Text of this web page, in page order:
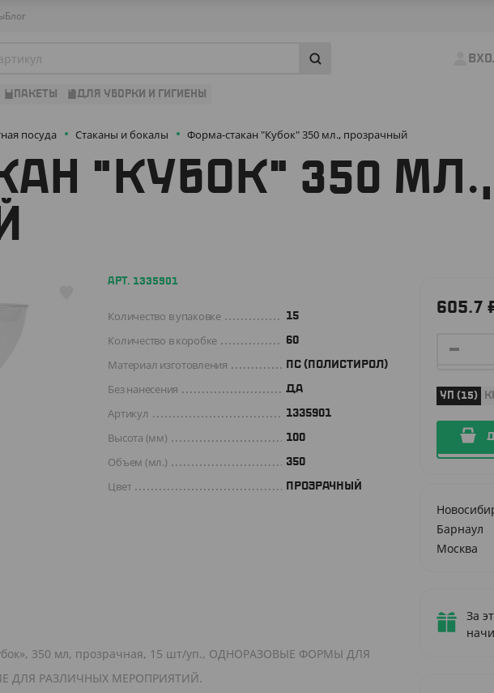
Блог
ПАКЕТЫ ДЛЯ УБОРКИ И ГИГИЕНЫ
посуда Стаканы и бокалы Форма-стакан "Кубок" 350 мл., прозрачный
"КУБОК" 350 МЛ.,
605.7
УП (15)
Барнаул
Москва
За
АРТ. 1335901
Количество в упаковке 15
Количество в коробке 60
Материал изготовления ПС (ПОЛИСТИРОЛ)
Без нанесения ДА
Артикул 1335901
Высота (мм) 100
Объем (мл.) 350
Цвет ПРОЗРАЧНЫЙ
350 мл, прозрачная, 15 шт/уп., ОДНОРАЗОВЫЕ ФОРМЫ ДЛЯ
ДЛЯ РАЗЛИЧНЫХ МЕРОПРИЯТИЙ.